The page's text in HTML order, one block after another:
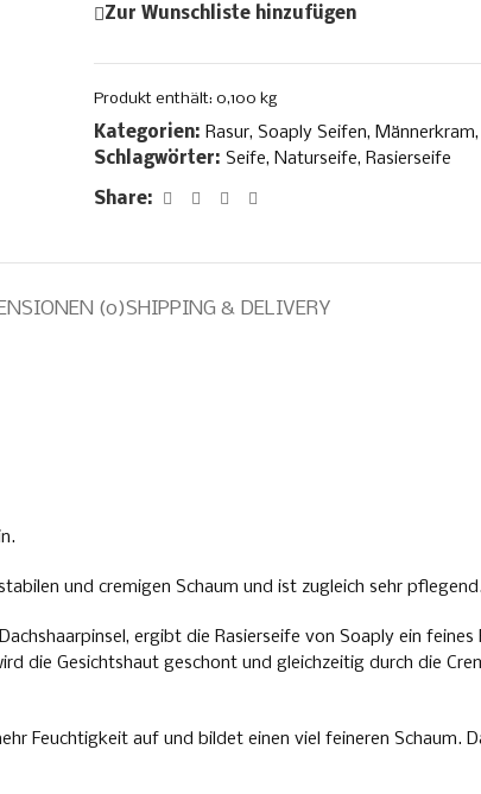
Zur Wunschliste hinzufügen
Produkt enthält: 0,100 kg
Kategorien: Rasur, Soaply Seifen, Männerkram,
Schlagwörter: Seife, Naturseife, Rasierseife
Share:
(0)SHIPPING & DELIVERY
und cremigen Schaum und ist zugleich sehr pflegend.
ergibt die Rasierseife von Soaply ein feines
die Gesichtshaut geschont und gleichzeitig durch die
Feuchtigkeit auf und bildet einen viel feineren Schaum.